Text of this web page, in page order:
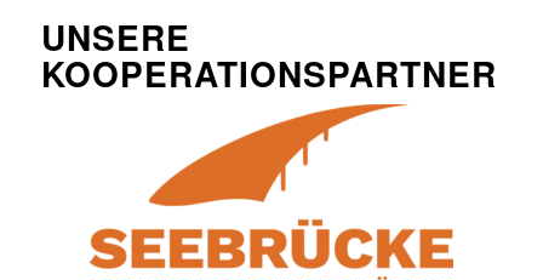
UNSERE
KOOPERATIONSPARTNER